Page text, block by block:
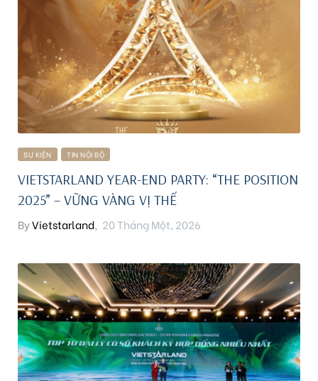
SỰ KIỆN TIN NỘI BỘ
VIETSTARLAND YEAR-END PARTY: “THE POSITION
2025” – VỮNG VÀNG VỊ THẾ
ByVietstarland, 20 Tháng Một, 2026